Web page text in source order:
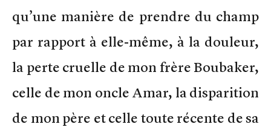
qu’une manière de prendre du champ
par rapport à elle-même, à la douleur,
la perte cruelle de mon frère Boubaker,
celle de mon oncle Amar, la disparition
de mon père et celle toute récente de sa